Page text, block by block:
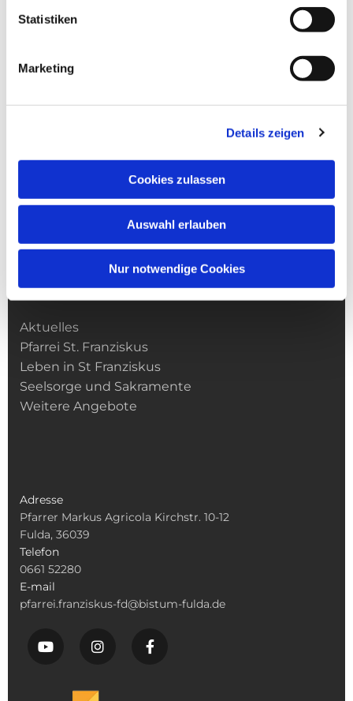
Statistiken
Marketing
Details zeigen
Cookies zulassen
Auswahl erlauben
Nur notwendige Cookies
Kirchengemeinde­­ St. Franziskus
Aktuelles
Pfarrei St. Franziskus
Leben in St Franziskus
Seelsorge und Sakramente
Weitere Angebote
Adresse
Pfarrer Markus Agricola Kirchstr. 10-12
Fulda, 36039
Telefon
0661 52280
E-mail
pfarrei.franziskus-fd@bistum-fulda.de